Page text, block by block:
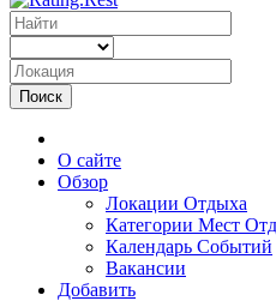
Поиск
О сайте
Обзор
Локации Отдыха
Категории Мест
Календарь Событий
Вакансии
Добавить